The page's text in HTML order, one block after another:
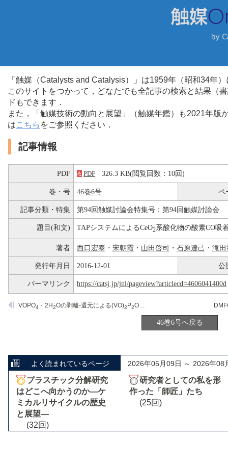
「触媒（Catalysts and Catalysis）」は1959年（昭和34年
このサイトをつかって，どなたでも全記事の検索と結果（
ドもできます．
また，「触媒技術の動向と展望」（触媒年鑑）も2021年
はこちら をご参照ください．
記事情報
PDF PDF 326.3 KB(閲覧回数：10回)
巻・号 46巻6号 ペ
記事分類・特集 第94回触媒討論会特集号：第94回触媒討論会
題目(和文) TAPシステムによるCeO2系酸化物の酸素CO吸
著者 西口宏泰 ・ 宋朝霞 ・ 山田啓司 ・ 石原達己 ・ 滝田
発行年月日 2016-12-01 公
パーマリンク https://catsj.jp/jnl/pageview?articlecd=4606041400d
VOPO4 ・2H2Oの剥離-還元による(VO)2 P2O7ナノ平板結晶の合成とn-ブタ
46巻6号へ戻る
よく読まれているページ 2026年05月09日 ～ 2026年08
プラスチック分解研究
はどこへ向かうのか―ケ
ミカルリサイクルの歴史
と展望―
(32回)
研究者としての私を形
作った「師匠」たち
(25回)